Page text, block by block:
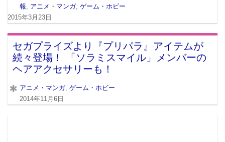
報, アニメ・マンガ, ゲーム・ホビー
2015年3月23日
セガプライズより『プリパラ』アイテムが
続々登場！ 「ソラミスマイル」メンバーの
ヘアアクセサリーも！
アニメ・マンガ, ゲーム・ホビー
2014年11月6日